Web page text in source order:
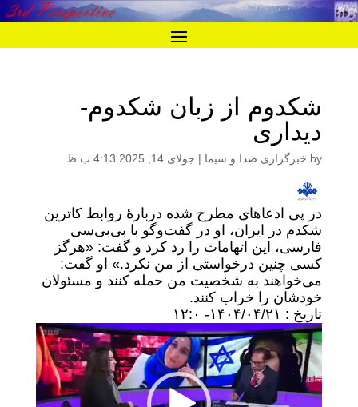
شکدوم از زبان شکدوم-
دیداری
by خبرگزاری صدا و سیما | جولای 14, 2025 4:13 ب.ظ
در پی ادعا‌های مطرح شده دربارۀ روابط کاترین
شکدم در ایران، او در گفت‌و‌گو با بی‌بی‌سی
فارسی، این اتهامات را رد کرد و گفت: «هرگز
کسی چنین درخواستی از من نکرد.» او گفت:
می‌خواهند به شخصیت من حمله کنند و مسئولان
خودشان را خراب کنند.
تاریخ : ۱۴۰۴/۰۴/۲۱- ۱۲:۰
نمایشگر
ویدیو